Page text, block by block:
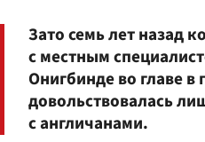
Зато семь лет назад
с местным
Онигбинде во главе в
довольствовалась
с англичанами.